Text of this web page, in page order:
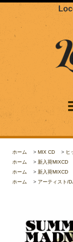
ホーム > MIX CD > ヒ
ホーム
> 新入荷MIXCD
ホーム
> 新入荷MIXCD
ホーム
> アーティスト/